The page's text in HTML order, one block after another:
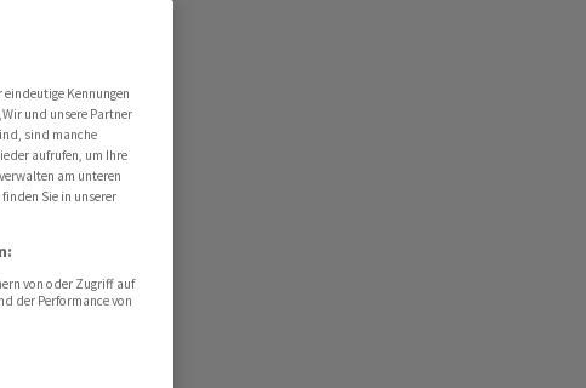
Kennungen
und unsere Partner
sind manche
aufrufen, um Ihre
am unteren
Sie in unserer
von oder Zugriff auf
der Performance von